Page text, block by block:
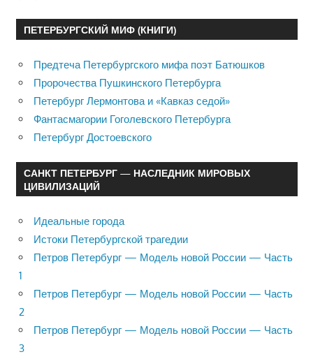
ПЕТЕРБУРГСКИЙ МИФ (КНИГИ)
Предтеча Петербургского мифа поэт Батюшков
Пророчества Пушкинского Петербурга
Петербург Лермонтова и «Кавказ седой»
Фантасмагории Гоголевского Петербурга
Петербург Достоевского
САНКТ ПЕТЕРБУРГ — НАСЛЕДНИК МИРОВЫХ
ЦИВИЛИЗАЦИЙ
Идеальные города
Истоки Петербургской трагедии
Петров Петербург — Модель новой России — Часть
1
Петров Петербург — Модель новой России — Часть
2
Петров Петербург — Модель новой России — Часть
3